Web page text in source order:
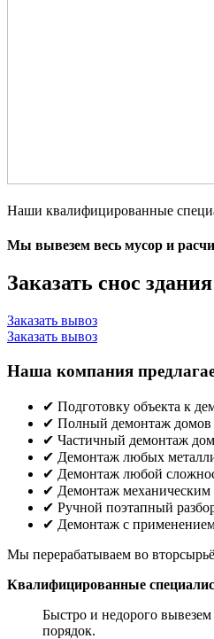
Наши квалифицированные
Мы вывезем весь мусор и
Заказать снос
Заказать вывоз
Заказать вывоз
Наша компания
✔ Подготовку объекта к
✔ Полный демонтаж домов
✔ Частичный демонтаж
✔ Демонтаж любых
✔ Демонтаж любой
✔ Демонтаж механическим
✔ Ручной поэтапный
✔ Демонтаж с
Мы перерабатываем во
Квалифицированные
Быстро и недорого
порядок.